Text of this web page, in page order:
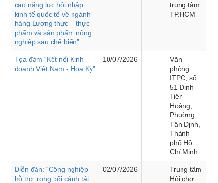
cao năng lực hội nhập
kinh tế quốc tế về ngành
hàng Lương thực – thực
phẩm và sản phẩm nông
nghiệp sau chế biến”
trung tâm
TP.HCM
Tọa đàm “Kết nối Kinh
doanh Việt Nam - Hoa Kỳ”
10/07/2026
Văn
phòng
ITPC, số
51 Đinh
Tiên
Hoàng,
Phường
Tân Định,
Thành
phố Hồ
Chí Minh
Diễn đàn: “Công nghiệp
hỗ trợ trong bối cảnh tái
02/07/2026
Trung tâm
Hội chợ